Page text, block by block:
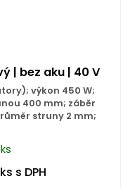
| bez aku | 40 V
výkon 450 W;
400 mm; záběr
struny 2 mm;
s DPH